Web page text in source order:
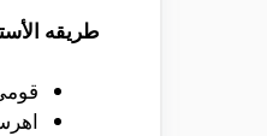
طريقه